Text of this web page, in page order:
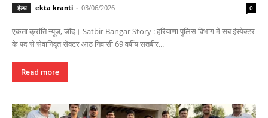
हेल्थ ekta kranti - 03/06/2026 0
एकता क्रांति न्यूज, जींद। Satbir Bangar Story : हरियाणा पुलिस विभाग में सब इंस्पेक्टर
के पद से सेवानिवृत सेक्टर आठ निवासी 69 वर्षीय सतबीर...
Read more